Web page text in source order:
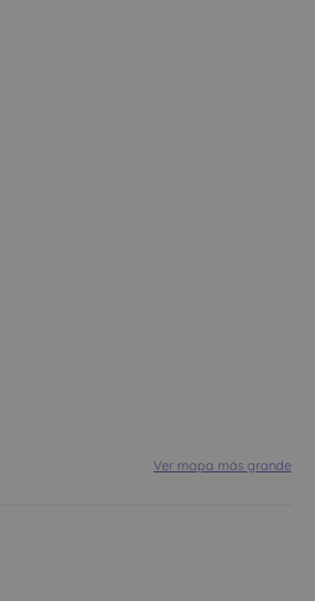
Ver mapa más grande